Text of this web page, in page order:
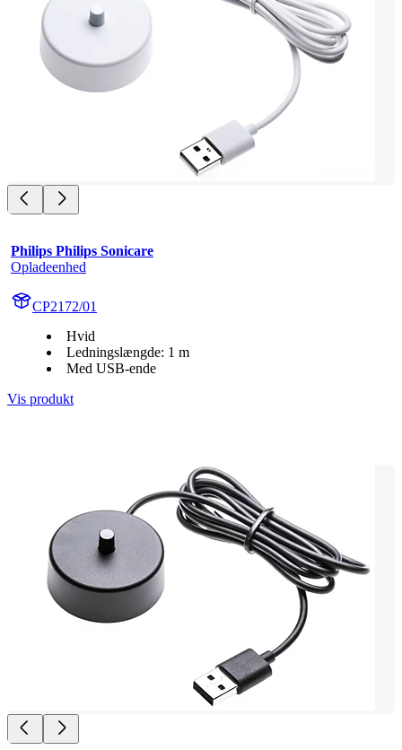
Philips Philips Sonicare
Opladeenhed
CP2172/01
Hvid
Ledningslængde: 1 m
Med USB-ende
Vis produkt